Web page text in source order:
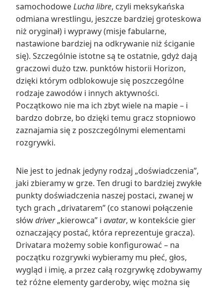
samochodoweLucha libre, czyli meksykańska
odmiana wrestlingu, jeszcze bardziej groteskowa
niż oryginał) i wyprawy (misje fabularne,
nastawione bardziej na odkrywanie niż ściganie
się). Szczególnie istotne są te ostatnie, gdyż dają
graczowi dużo tzw. punktów historii Horizon,
dzięki którym odblokowuje się poszczególne
rodzaje zawodów i innych aktywności.
Początkowo nie ma ich zbyt wiele na mapie – i
bardzo dobrze, bo dzięki temu gracz stopniowo
zaznajamia się z poszczególnymi elementami
rozgrywki.
Nie jest to jednak jedyny rodzaj „doświadczenia”,
jaki zbieramy w grze. Ten drugi to bardziej zwykłe
punkty doświadczenia naszej postaci, zwanej w
tych grach „drivatarem” (co stanowi połączenie
słówdriver„kierowca” i avatar, w kontekście gier
oznaczający postać, która reprezentuje gracza).
Drivatara możemy sobie konfigurować – na
początku rozgrywki wybieramy mu płeć, głos,
wygląd i imię, a przez całą rozgrywkę zdobywamy
też różne elementy garderoby, więc można się